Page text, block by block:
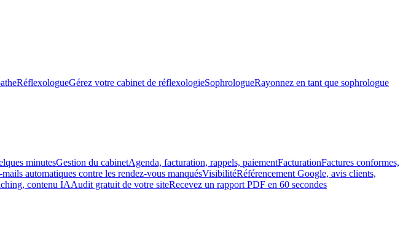
RéflexologueGérez votre cabinet de réflexologieSophrologueRayonnez en tant que sophrologue
minutesGestion du cabinetAgenda, facturation, rappels, paiementFacturationFactures conformes,
automatiques contre les rendez-vous manquésVisibilitéRéférencement Google, avis clients,
contenu IAAudit gratuit de votre siteRecevez un rapport PDF en 60 secondes